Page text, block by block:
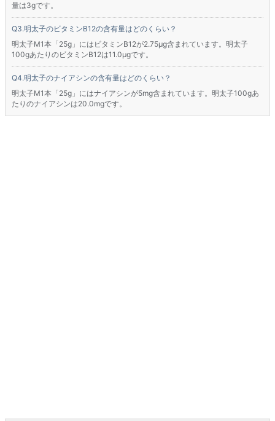
量は3gです。
明太子のビタミンB12の含有量はどのくらい？
明太子M1本「25g」にはビタミンB12が2.75μg含まれています。明太子
100gあたりのビタミンB12は11.0μgです。
明太子のナイアシンの含有量はどのくらい？
明太子M1本「25g」にはナイアシンが5mg含まれています。明太子100gあ
たりのナイアシンは20.0mgです。